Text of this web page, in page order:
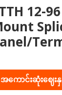
12-
အကောင်းဆုံးဈေး